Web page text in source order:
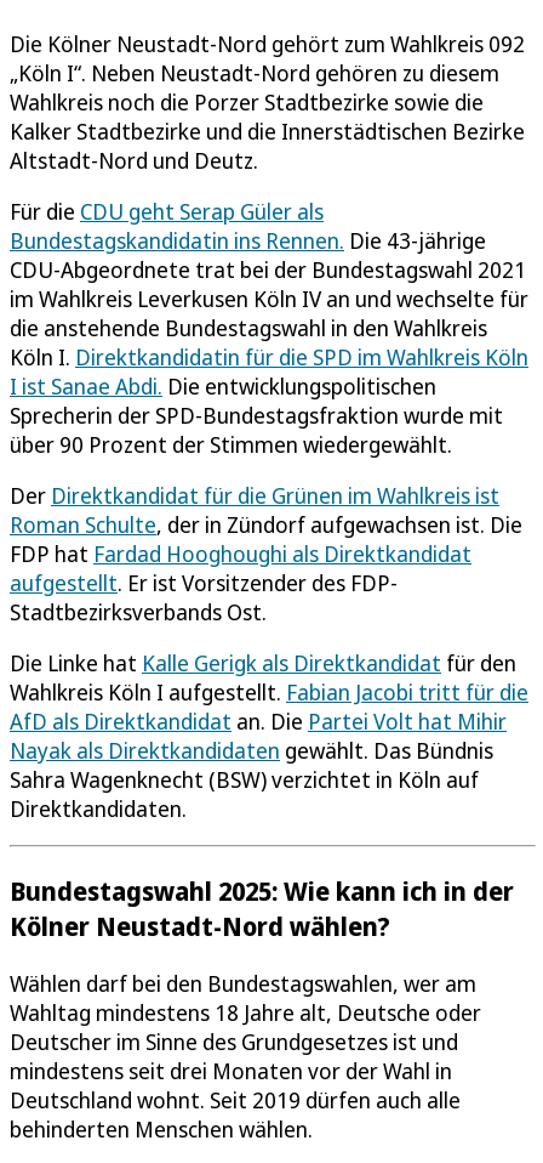
Die Kölner Neustadt-Nord gehört zum Wahlkreis 092
„Köln I“. Neben Neustadt-Nord gehören zu diesem
Wahlkreis noch die Porzer Stadtbezirke sowie die
Kalker Stadtbezirke und die Innerstädtischen Bezirke
Altstadt-Nord und Deutz.
Für die CDU geht Serap Güler als
Bundestagskandidatin ins Rennen. Die 43-jährige
CDU-Abgeordnete trat bei der Bundestagswahl 2021
im Wahlkreis Leverkusen Köln IV an und wechselte für
die anstehende Bundestagswahl in den Wahlkreis
Köln I. Direktkandidatin für die SPD im Wahlkreis Köln
I ist Sanae Abdi. Die entwicklungspolitischen
Sprecherin der SPD-Bundestagsfraktion wurde mit
über 90 Prozent der Stimmen wiedergewählt.
Der Direktkandidat für die Grünen im Wahlkreis ist
Roman Schulte, der in Zündorf aufgewachsen ist. Die
FDP hat Fardad Hooghoughi als Direktkandidat
aufgestellt. Er ist Vorsitzender des FDP-
Stadtbezirksverbands Ost.
Die Linke hat Kalle Gerigk als Direktkandidat für den
Wahlkreis Köln I aufgestellt. Fabian Jacobi tritt für die
AfD als Direktkandidat an. Die Partei Volt hat Mihir
Nayak als Direktkandidaten gewählt. Das Bündnis
Sahra Wagenknecht (BSW) verzichtet in Köln auf
Direktkandidaten.
Bundestagswahl 2025: Wie kann ich in der
Kölner Neustadt-Nord wählen?
Wählen darf bei den Bundestagswahlen, wer am
Wahltag mindestens 18 Jahre alt, Deutsche oder
Deutscher im Sinne des Grundgesetzes ist und
mindestens seit drei Monaten vor der Wahl in
Deutschland wohnt. Seit 2019 dürfen auch alle
behinderten Menschen wählen.